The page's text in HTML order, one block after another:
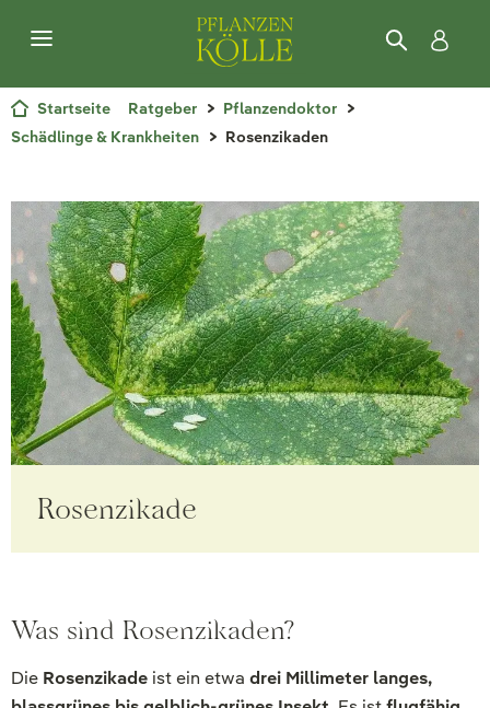
Startseite Ratgeber
Pflanzendoktor
Schädlinge & Krankheiten
Rosenzikaden
Rosenzikade
Was sind Rosenzikaden?
Die Rosenzikade ist ein etwa drei Millimeter langes,